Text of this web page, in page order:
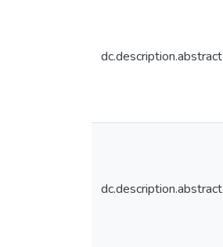
dc.description.abstract
dc.description.abstract